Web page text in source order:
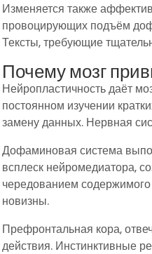
Изменяется также
провоцирующих подъём
Тексты, требующие
Почему мозг
Нейропластичность даёт
постоянном изучении
замену данных. Нервная
Дофаминовая система
всплеск нейромедиатора,
чередованием содержимого
новизны.
Префронтальная кора,
действия. Инстинктивные